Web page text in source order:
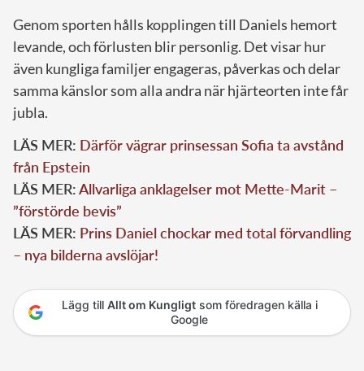
Genom sporten hålls kopplingen till Daniels hemort
levande, och förlusten blir personlig. Det visar hur
även kungliga familjer engageras, påverkas och delar
samma känslor som alla andra när hjärteorten inte får
jubla.
LÄS MER: Därför vägrar prinsessan Sofia ta avstånd
från Epstein
LÄS MER:Allvarliga anklagelser mot Mette-Marit –
”förstörde bevis”
LÄS MER: Prins Daniel chockar med total förvandling
– nya bilderna avslöjar!
Lägg till Allt om Kungligtsom föredragen källa i
Google